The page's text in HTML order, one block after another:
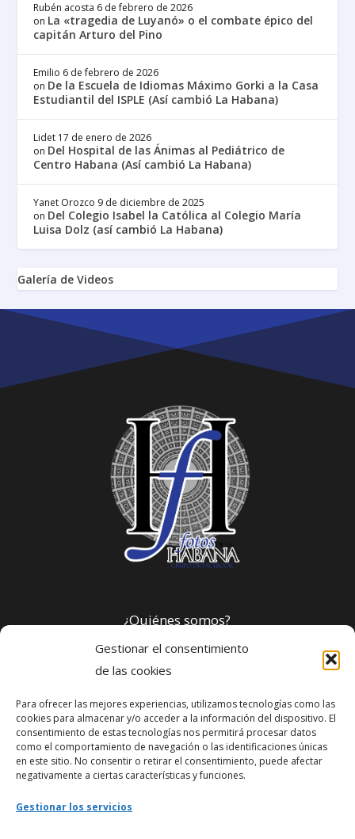
Gestionar el consentimiento
de las cookies
Para ofrecer las mejores experiencias, utilizamos tecnologías como las
cookies para almacenar y/o acceder a la información del dispositivo. El
consentimiento de estas tecnologías nos permitirá procesar datos
como el comportamiento de navegación o las identificaciones únicas
en este sitio. No consentir o retirar el consentimiento, puede afectar
negativamente a ciertas características y funciones.
Gestionar los servicios
Rubén acosta 6 de febrero de 2026
on La «tragedia de Luyanó» o el combate épico del
capitán Arturo del Pino
Emilio 6 de febrero de 2026
on De la Escuela de Idiomas Máximo Gorki a la Casa
Estudiantil del ISPLE (Así cambió La Habana)
Lidet 17 de enero de 2026
on Del Hospital de las Ánimas al Pediátrico de
Centro Habana (Así cambió La Habana)
Yanet Orozco 9 de diciembre de 2025
on Del Colegio Isabel la Católica al Colegio María
Luisa Dolz (así cambió La Habana)
Galería de Videos
¿Quiénes somos?
Política de privacidad
Webmaster
soporte@fotosdlahabana.com
Nuestro e-mail: